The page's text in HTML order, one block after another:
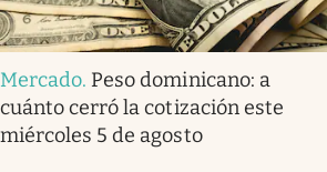
Mercado. Peso dominicano: a
cuánto cerró la cotización este
miércoles 5 de agosto